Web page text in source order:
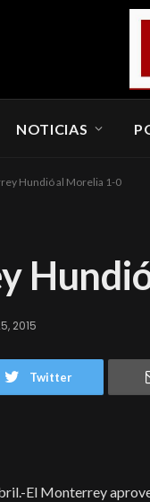
NOTICIAS
Hundió al Morelia 1-0
2015
Twitter
El Monterrey